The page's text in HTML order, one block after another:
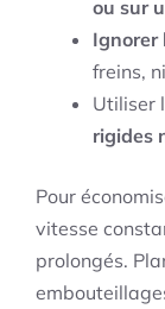
ou sur
Ignorer
freins,
Utiliser
rigides
Pour
vitesse
prolongés.